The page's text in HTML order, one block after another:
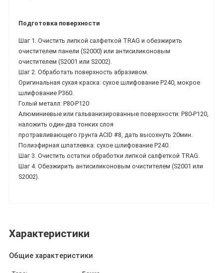
Подготовка поверхности
Шаг 1. Очистить липкой салфеткой TRAG и обезжирить
очистителем панели (S2000) или антисиликоновым
очистителем (S2001 или S2002).
Шаг 2. Обработать поверхность абразивом.
Оригинальная сухая краска: сухое шлифование P240, мокрое
шлифование P360.
Голый металл: P80-P120
Алюминиевые или гальванизированные поверхности: P80-P120,
наложить один-два тонких слоя
протравливающего грунта ACID #8, дать высохнуть 20мин.
Полиэфирная шпатлевка: сухое шлифование P240.
Шаг 3. Очистить остатки обработки липкой салфеткой TRAG.
Шаг 4. Обезжирить антисиликоновым очистителем (S2001 или
S2002).
Характеристики
Общие характеристики